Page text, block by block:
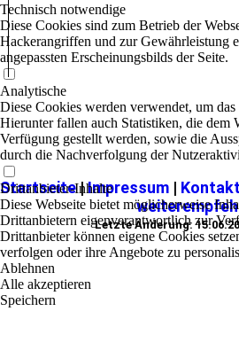
Startseite|Impressum | Kontakt
Letzte Änderung:
Technisch notwendige
Diese Cookies sind zum Betrieb der
Hackerangriffen und zur Gewährleistung
angepassten Erscheinungsbilds der Seite.
Analytische
Diese Cookies werden verwendet, um
Hierunter fallen auch Statistiken, die dem
Verfügung gestellt werden, sowie die
durch die Nachverfolgung der
Drittanbieter-Inhalte
Diese Webseite bietet möglicherweise
Drittanbietern eigenverantwortlich zur
Drittanbieter können eigene Cookies
verfolgen oder ihre Angebote zu
Ablehnen
Alle akzeptieren
Speichern